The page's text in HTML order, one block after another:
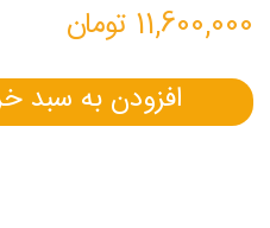
11,600,000 تومان
افزودن به سبد